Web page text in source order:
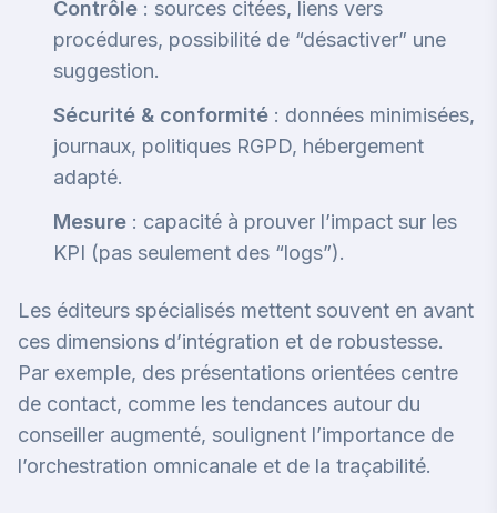
Contrôle : sources citées, liens vers
procédures, possibilité de “désactiver” une
suggestion.
Sécurité & conformité : données minimisées,
journaux, politiques RGPD, hébergement
adapté.
Mesure : capacité à prouver l’impact sur les
KPI (pas seulement des “logs”).
Les éditeurs spécialisés mettent souvent en avant
ces dimensions d’intégration et de robustesse.
Par exemple, des présentations orientées centre
de contact, comme les tendances autour du
conseiller augmenté, soulignent l’importance de
l’orchestration omnicanale et de la traçabilité.